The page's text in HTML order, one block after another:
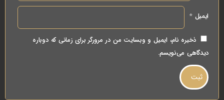
ایمیل*
ذخیره نام، ایمیل و وبسایت من در مرورگر برای زمانی که دوباره
دیدگاهی می‌نویسم.